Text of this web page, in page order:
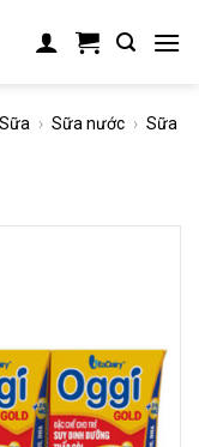
› Sữa nước › Sữa